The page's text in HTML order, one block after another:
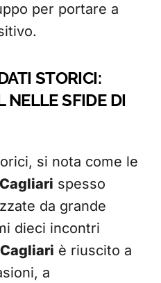
per portare a
STORICI:
NELLE SFIDE DI
si nota come le
Cagliari spesso
da grande
dieci incontri
Cagliari è riuscito a
a